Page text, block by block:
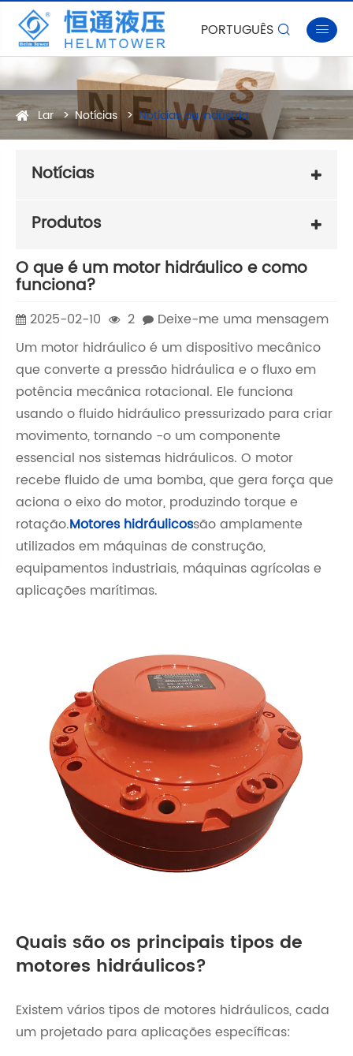
PORTUGUÊS  
Lar Notícias Notícias da indústria
Notícias
Produtos
O que é um motor hidráulico e como
funciona?
2025-02-10 2
Deixe-me uma mensagem
Um motor hidráulico é um dispositivo mecânico
que converte a pressão hidráulica e o fluxo em
potência mecânica rotacional. Ele funciona
usando o fluido hidráulico pressurizado para criar
movimento, tornando -o um componente
essencial nos sistemas hidráulicos. O motor
recebe fluido de uma bomba, que gera força que
aciona o eixo do motor, produzindo torque e
rotação.Motores hidráulicossão amplamente
utilizados em máquinas de construção,
equipamentos industriais, máquinas agrícolas e
aplicações marítimas.
Quais são os principais tipos de
motores hidráulicos?
Existem vários tipos de motores hidráulicos, cada
um projetado para aplicações específicas: